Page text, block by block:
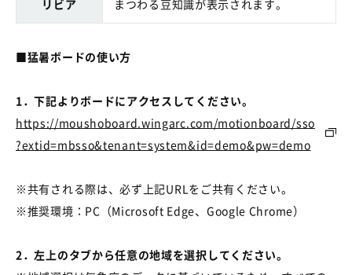
リビア
まつわる豆知識が表示されます。
■猛暑ボードの使い方
1．下記よりボードにアクセスしてください。
https://moushoboard.wingarc.com/motionboard/sso
?extid=mbsso&tenant=system&id=demo&pw=demo
※共有される際は、必ず上記URL をご共有ください。
※推奨環境： PC （Microsoft Edge、 Google Chrome）
2．左上のタブから任意の地域を選択してください。